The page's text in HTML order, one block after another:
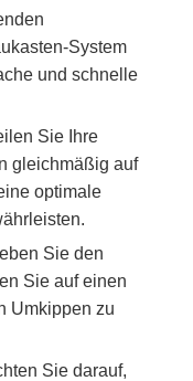
System
und schnelle
Sie Ihre
gleichmäßig auf
optimale
Sie den
Sie auf einen
Umkippen zu
Sie darauf,